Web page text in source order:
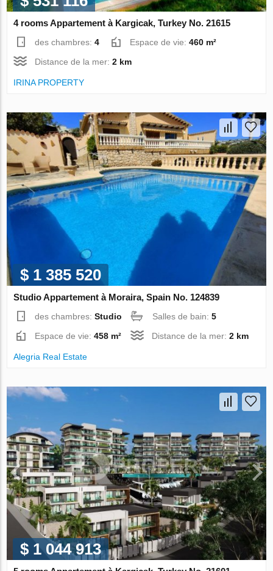
4 rooms Appartement à Kargicak, Turkey No. 21615
des chambres:4 Espace de vie:460 m²
Distance de la mer:2 km
IRINA PROPERTY
$ 1 385 520
Studio Appartement à Moraira, Spain No. 124839
des chambres:Studio Salles de bain:5
Espace de vie:458 m² Distance de la mer:2 km
Alegria Real Estate
$ 1 044 913